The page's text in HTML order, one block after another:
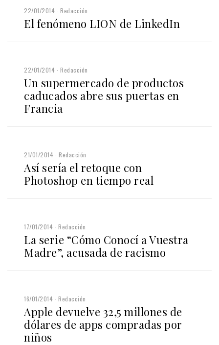
22/01/2014 Redacción
El fenómeno LION de LinkedIn
22/01/2014 Redacción
Un supermercado de productos
caducados abre sus puertas en
Francia
21/01/2014 Redacción
Así sería el retoque con
Photoshop en tiempo real
17/01/2014 Redacción
La serie “Cómo Conocí a Vuestra
Madre”, acusada de racismo
16/01/2014 Redacción
Apple devuelve 32,5 millones de
dólares de apps compradas por
niños